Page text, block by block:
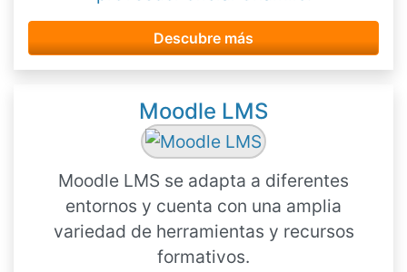
Descubre más
Moodle LMS
Moodle LMS se adapta a diferentes
entornos y cuenta con una amplia
variedad de herramientas y recursos
formativos.